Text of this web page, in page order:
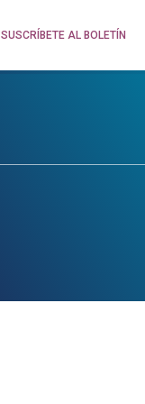
SUSCRÍBETE AL BOLETÍN